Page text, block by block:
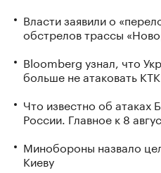
Власти заявили о
обстрелов трассы
Bloomberg узнал, что
больше не атаковать КТК
Что известно об атаках
России. Главное к 8
Минобороны назвало
Киеву